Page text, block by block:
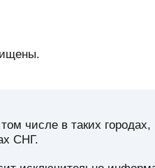
числе в таких городах,
СНГ.